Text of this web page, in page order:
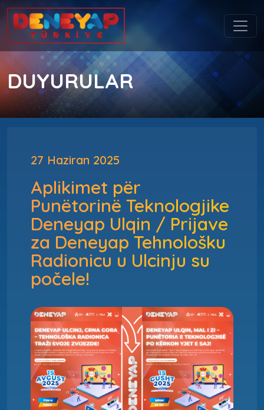
DUYURULAR
27 Haziran 2025
Aplikimet për
Punëtorinë Teknologjike
Deneyap Ulqin / Prijave
za Deneyap Tehnološku
Radionicu u Ulcinju su
počele!